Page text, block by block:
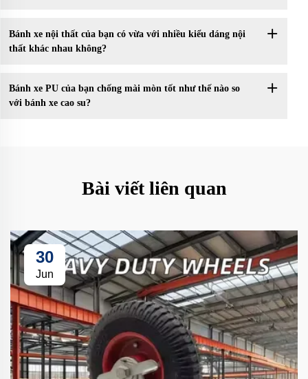
Bánh xe nội thất của bạn có vừa với nhiều kiểu dáng nội
thất khác nhau không?
Bánh xe PU của bạn chống mài mòn tốt như thế nào so
với bánh xe cao su?
Bài viết liên quan
30
Jun